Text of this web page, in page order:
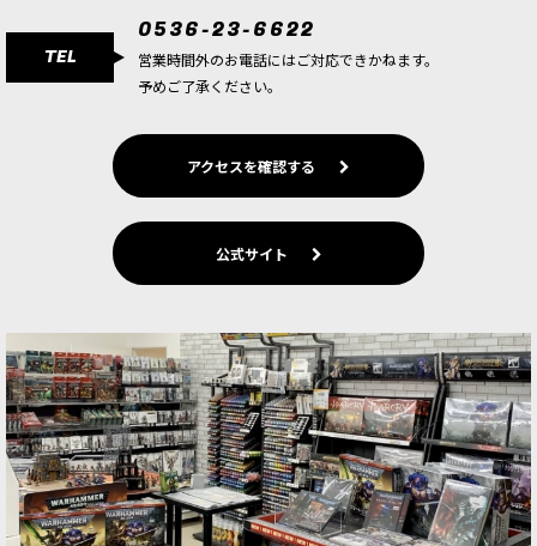
「フラカン・ウインドチャージャー」は、軽快な
ツリーランナー・スティードに乗り平原を駆け抜
け、猛スピードで移動しながらも弓の名手のよう
に正確に矢を放つ。「アウララーン・センチネ
TEL
0536-23-6622
営業時間外のお電話にはご対応できかねます。
予めご了承ください。
アクセスを確認する
公式サイト